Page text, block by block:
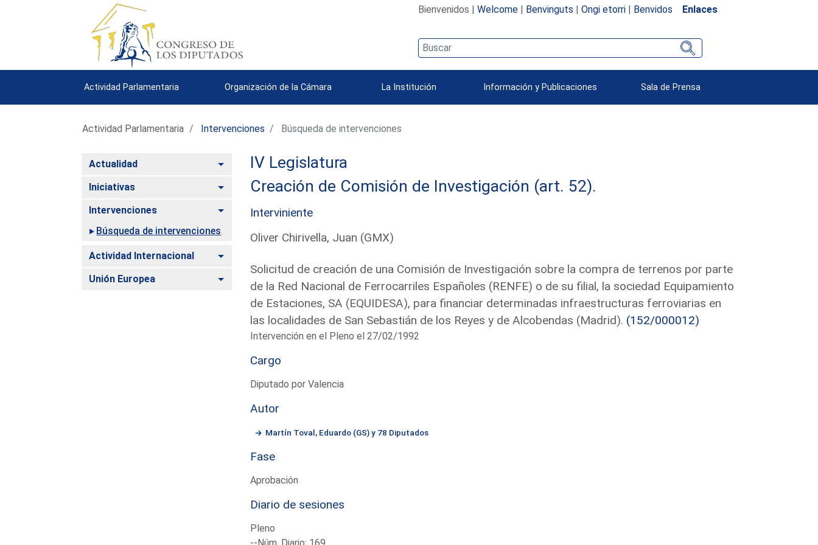
Bienvenidos | Welcome| Benvinguts | Ongi etorri| Benvidos Enlaces
Actividad Parlamentaria Organización de la Cámara La Institución Información y Publicaciones Sala de Prensa
Actividad Parlamentaria Intervenciones Búsqueda de intervenciones
Actualidad Alternar
Iniciativas Alternar
Intervenciones
Alternar
Búsqueda de intervenciones
Actividad Internacional Alternar
Unión Europea Alternar
IV Legislatura
Creación de Comisión de Investigación (art. 52).
Interviniente
Oliver Chirivella, Juan (GMX)
Solicitud de creación de una Comisión de Investigación sobre la compra de terrenos por parte
de la Red Nacional de Ferrocarriles Españoles (RENFE) o de su filial, la sociedad Equipamiento
de Estaciones, SA (EQUIDESA), para financiar determinadas infraestructuras ferroviarias en
las localidades de San Sebastián de los Reyes y de Alcobendas (Madrid). (152/000012)
Intervención en el Pleno el 27/02/1992
Cargo
Diputado por Valencia
Autor
Martín Toval, Eduardo (GS) y 78 Diputados
Fase
Aprobación
Diario de sesiones
Pleno
--Núm. Diario: 169